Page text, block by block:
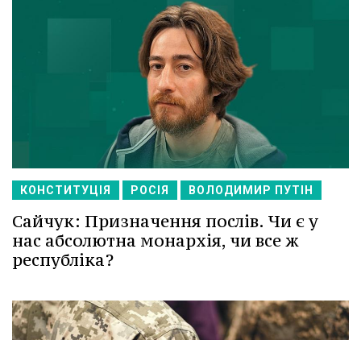
КОНСТИТУЦІЯ РОСІЯ ВОЛОДИМИР ПУТІН
Сайчук: Призначення послів. Чи є у
нас абсолютна монархія, чи все ж
республіка?